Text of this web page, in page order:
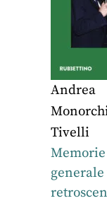
Andrea
Tivelli
generale